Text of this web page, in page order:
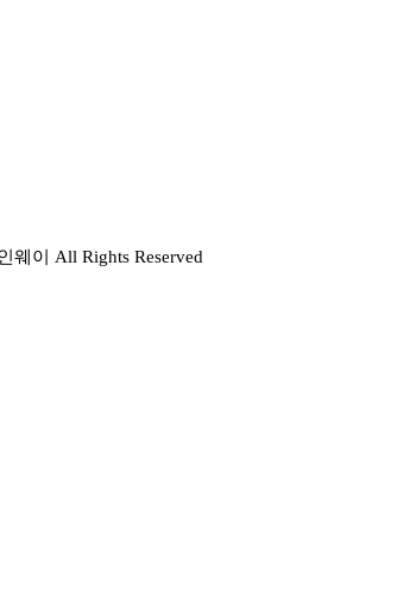
웨이 All Rights Reserved